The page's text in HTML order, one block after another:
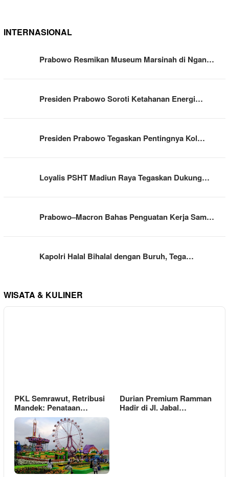
INTERNASIONAL
Prabowo Resmikan Museum Marsinah di Ngan…
Presiden Prabowo Soroti Ketahanan Energi…
Presiden Prabowo Tegaskan Pentingnya Kol…
Loyalis PSHT Madiun Raya Tegaskan Dukung…
Prabowo–Macron Bahas Penguatan Kerja Sam…
Kapolri Halal Bihalal dengan Buruh, Tega…
WISATA & KULINER
PKL Semrawut, Retribusi
Mandek: Penataan…
Durian Premium Ramman
Hadir di Jl. Jabal…